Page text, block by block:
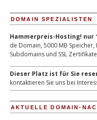
DOMAIN SPEZIALISTEN
Hammerpreis-Hosting! nur
de Domain, 5000 MB Speicher,
Subdomains und SSL
Dieser Platz ist für Sie
kontaktieren Sie uns bei
AKTUELLE DOMAIN-